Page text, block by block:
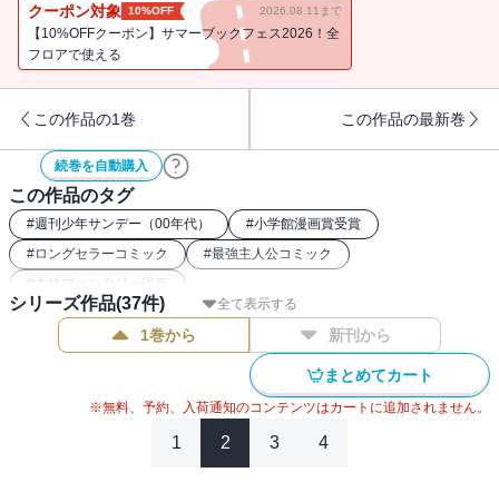
クーポン対象 10%OFF 2026.08.11まで
【10%OFFクーポン】サマーブックフェス2026！全
フロアで使える
この作品の1巻 この作品の最新巻
続巻を自動購入
この作品のタグ
#週刊少年サンデー（00年代） #小学館漫画賞受賞
#ロングセラーコミック #最強主人公コミック
# 本格ファンタジー漫画
全て表示する
シリーズ作品(37件)
1巻から 新刊から
まとめてカート
※無料、予約、入荷通知のコンテンツはカートに追加されません。
1 2 3 4